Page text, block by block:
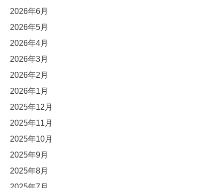
2026年6月
2026年5月
2026年4月
2026年3月
2026年2月
2026年1月
2025年12月
2025年11月
2025年10月
2025年9月
2025年8月